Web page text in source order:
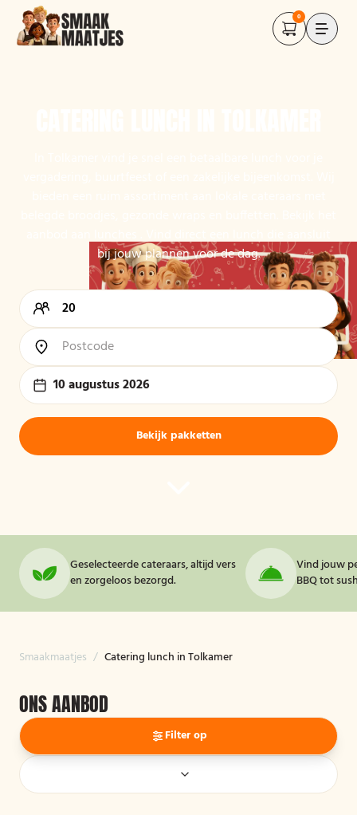
0
bij jouw plannen voor de dag.
10 augustus 2026
Bekijk pakketten
Geselecteerde cateraars, altijd vers
en zorgeloos bezorgd.
Vind jouw
BBQ tot
Smaakmaatjes / Catering lunch in Tolkamer
ONS AANBOD
Filter op